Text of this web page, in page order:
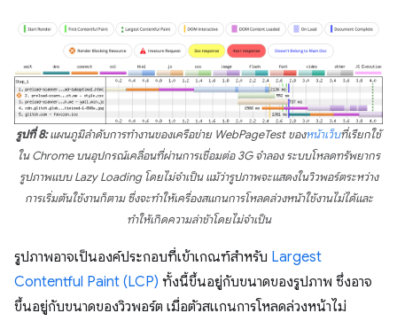
รูปที่ 8:แผนภูมิลำดับการทำงานของเครือข่าย WebPageTest ของหน้าเว็บที่เรียกใช้
ใน Chrome บนอุปกรณ์เคลื่อนที่ผ่านการเชื่อมต่อ 3G จำลอง ระบบโหลดทรัพยากร
รูปภาพแบบ Lazy Loading โดยไม่จำเป็น แม้ว่ารูปภาพจะแสดงในวิวพอร์ตระหว่าง
การเริ่มต้นใช้งานก็ตาม ซึ่งจะทำให้เครื่องสแกนการโหลดล่วงหน้าใช้งานไม่ได้และ
ทำให้เกิดความล่าช้าโดยไม่จำเป็น
รูปภาพอาจเป็นองค์ประกอบที่เข้าเกณฑ์สำหรับ Largest
Contentful Paint (LCP) ทั้งนี้ขึ้นอยู่กับขนาดของรูปภาพ ซึ่งอาจ
ขึ้นอยู่กับขนาดของวิวพอร์ต เมื่อตัวสแกนการโหลดล่วงหน้าไม่